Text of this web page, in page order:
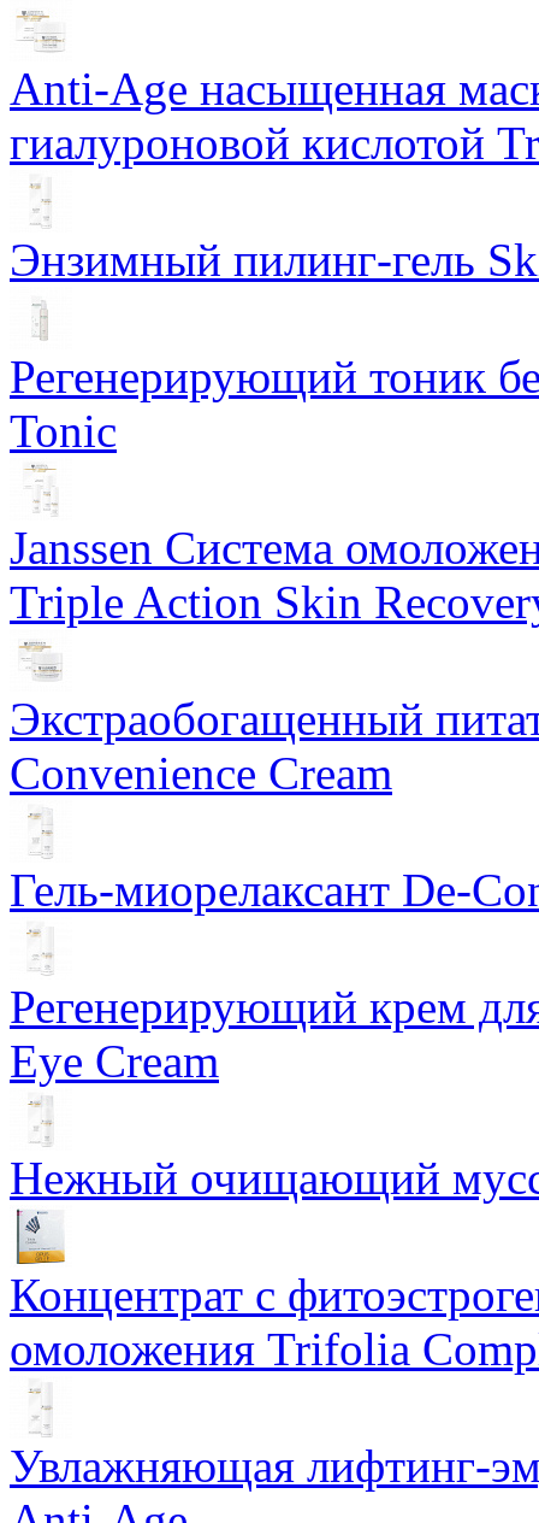
Anti-Age насыщенная
гиалуроновой кислотой
Энзимный пилинг-гель
Регенерирующий тоник
Tonic
Janssen Система
Triple Action Skin
Экстраобогащенный
Convenience Cream
Гель-миорелаксант De-
Регенерирующий крем
Eye Cream
Нежный очищающий мусс
Концентрат с
омоложения Trifolia
Увлажняющая лифтинг-